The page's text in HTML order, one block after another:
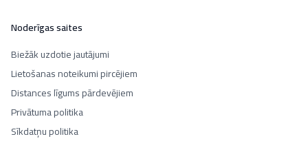
Noderīgas saites
Biežāk uzdotie jautājumi
Lietošanas noteikumi pircējiem
Distances līgums pārdevējiem
Privātuma politika
Sīkdatņu politika